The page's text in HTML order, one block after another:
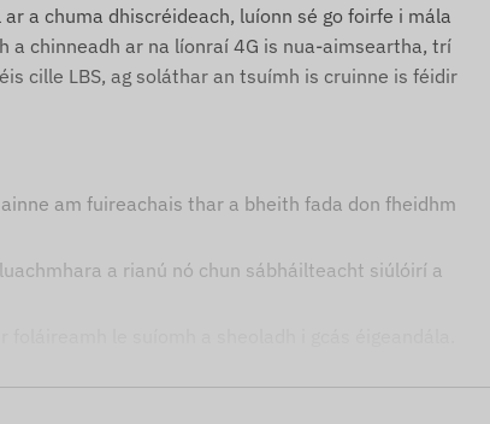
a chuma dhiscréideach, luíonn sé go foirfe i mála
chinneadh ar na líonraí 4G is nua-aimseartha, trí
cille LBS, ag soláthar an tsuímh is cruinne is féidir
am fuireachais thar a bheith fada don fheidhm
a rianú nó chun sábháilteacht siúlóirí a
le suíomh a sheoladh i gcás éigeandála.